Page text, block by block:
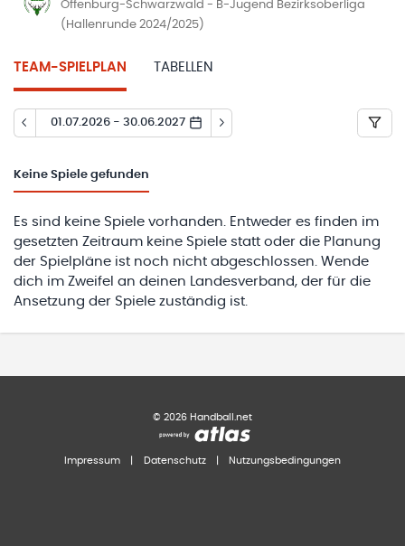
Offenburg-Schwarzwald - B-Jugend Bezirksoberliga
(Hallenrunde 2024/2025)
TEAM-SPIELPLAN TABELLEN
01.07.2026 - 30.06.2027
Keine Spiele gefunden
Es sind keine Spiele vorhanden. Entweder es finden im
gesetzten Zeitraum keine Spiele statt oder die Planung
der Spielpläne ist noch nicht abgeschlossen. Wende
dich im Zweifel an deinen Landesverband, der für die
Ansetzung der Spiele zuständig ist.
© 2026 Handball.net
Impressum Datenschutz Nutzungsbedingungen